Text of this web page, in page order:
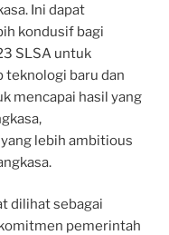
Ini dapat
kondusif bagi
SLSA untuk
teknologi baru dan
mencapai hasil yang
lebih ambitious
dilihat sebagai
pemerintah